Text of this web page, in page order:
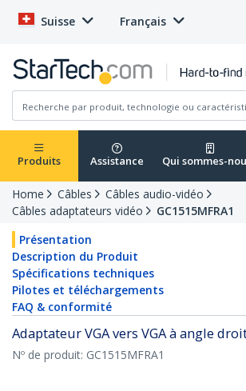
Suisse Français
Produits Assistance Qui sommes-
Home Câbles
Câbles audio-vidéo
Câbles adaptateurs vidéo
GC1515MFRA1
Présentation
Description du Produit
Spécifications techniques
Pilotes et téléchargements
FAQ & conformité
Adaptateur VGA vers VGA à angle
Nº de produit: GC1515MFRA1